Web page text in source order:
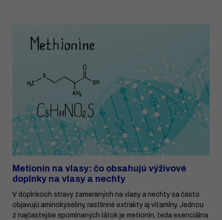
Metionín na vlasy: čo obsahujú výživové
doplnky na vlasy a nechty
V doplnkoch stravy zameraných na vlasy a nechty sa často
objavujú aminokyseliny, rastlinné extrakty aj vitamíny. Jednou
z najčastejšie spomínaných látok je metionín, teda esenciálna